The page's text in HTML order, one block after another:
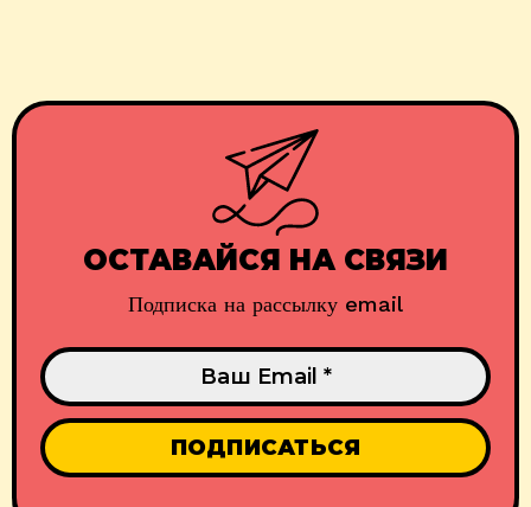
ОСТАВАЙСЯ НА СВЯЗИ
Подписка на рассылку email